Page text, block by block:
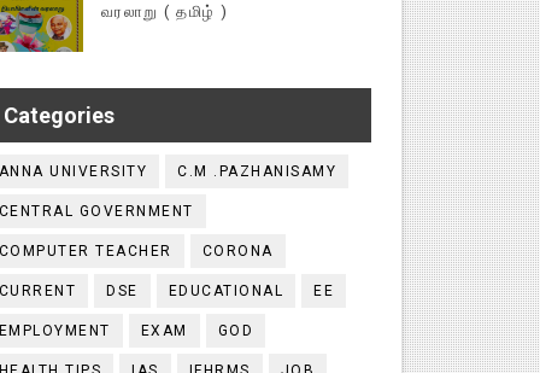
வரலாறு ( தமிழ் )
Categories
ANNA UNIVERSITY C.M .PAZHANISAMY
CENTRAL GOVERNMENT
COMPUTER TEACHER CORONA
CURRENT DSE EDUCATIONAL EE
EMPLOYMENT EXAM GOD